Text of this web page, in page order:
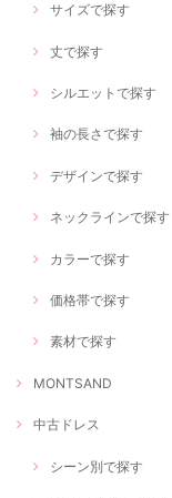
サイズで探す
丈で探す
シルエットで探す
袖の長さで探す
デザインで探す
ネックラインで探す
カラーで探す
価格帯で探す
素材で探す
MONTSAND
中古ドレス
シーン別で探す